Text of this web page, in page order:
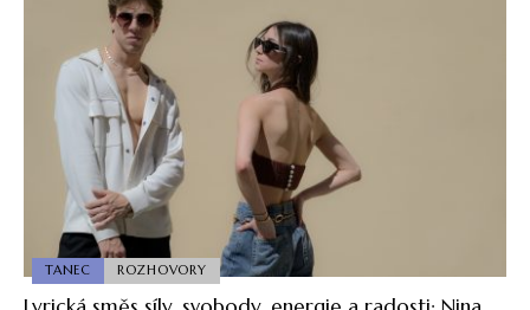
TANEC ROZHOVORY